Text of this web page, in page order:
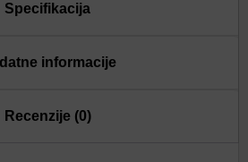
Specifikacija
informacije
Recenzije (0)